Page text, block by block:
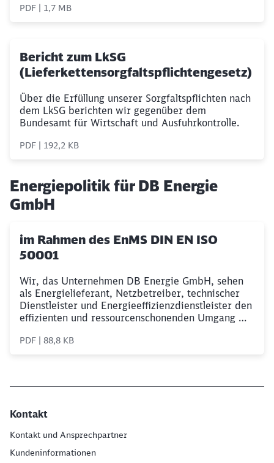
PDF | 1,7 MB
Bericht zum LkSG
(Lieferkettensorgfaltspflichtengesetz)
Über die Erfüllung unserer Sorgfaltspflichten nach
dem LkSG berichten wir gegenüber dem
Bundesamt für Wirtschaft und Ausfuhrkontrolle.
PDF | 192,2 KB
Energiepolitik für DB Energie
GmbH
im Rahmen des EnMS DIN EN ISO
50001
Wir, das Unternehmen DB Energie GmbH, sehen
als Energielieferant, Netzbetreiber, technischer
Dienstleister und Energieeffizienzdienstleister den
effizienten und ressourcenschonenden Umgang mit
nachhaltigen und ökologischen Handelns an.
PDF | 88,8 KB
Kontakt
Kontakt und Ansprechpartner
Kundeninformationen